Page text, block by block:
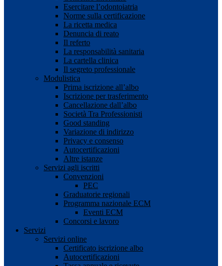
Esercitare l’odontoiatria
Norme sulla certificazione
La ricetta medica
Denuncia di reato
Il referto
La responsabilità sanitaria
La cartella clinica
Il segreto professionale
Modulistica
Prima iscrizione all’albo
Iscrizione per trasferimento
Cancellazione dall’albo
Società Tra Professionisti
Good standing
Variazione di indirizzo
Privacy e consenso
Autocertificazioni
Altre istanze
Servizi agli iscritti
Convenzioni
PEC
Graduatorie regionali
Programma nazionale ECM
Eventi ECM
Concorsi e lavoro
Servizi
Servizi online
Certificato iscrizione albo
Autocertificazioni